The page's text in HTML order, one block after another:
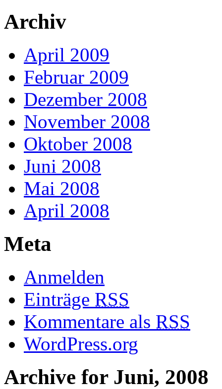
Archiv
April 2009
Februar 2009
Dezember 2008
November 2008
Oktober 2008
Juni 2008
Mai 2008
April 2008
Meta
Anmelden
Einträge RSS
Kommentare als RSS
WordPress.org
Archive for Juni, 2008